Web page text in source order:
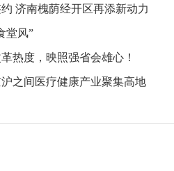
济南槐荫经开区再添新动力
堂风”
热度，映照强省会雄心！
之间医疗健康产业聚集高地